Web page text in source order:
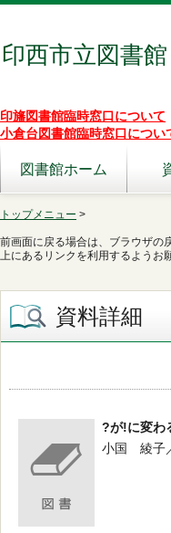
印西市立図書館
印旛図書館臨時窓口について
小倉台図書館臨時窓口につい
図書館ホーム
トップメニュー >
前画面に戻る場合は、ブラウザの
上にあるリンクを利用するようお
資料詳細
?が!に変わ
小国 綾子